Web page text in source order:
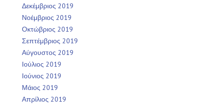
Δεκέμβριος 2019
Νοέμβριος 2019
Οκτώβριος 2019
Σεπτέμβριος 2019
Αύγουστος 2019
Ιούλιος 2019
Ιούνιος 2019
Μάιος 2019
Απρίλιος 2019